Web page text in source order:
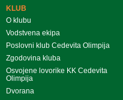
KLUB
O klubu
Vodstvena ekipa
Poslovni klub Cedevita Olimpija
Zgodovina kluba
Osvojene lovorike KK Cedevita
Olimpija
Dvorana